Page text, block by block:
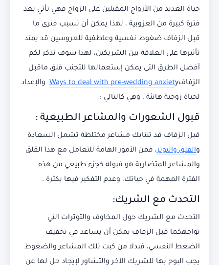
حياة العديد من الأزواج المقبلين على الزواج فهي تأتي بعد
فترة كبيرة من العزوبية ، لهذا يمكن أن تسبب فترى ما
قبل الزفاف ضغوط نفسية وعاطفية للعروسين قد يمتد
تأثيرها على العلاقة بين الشريكين، لهذا سوف نذكر لكم
أفضل الطرق التي يمكن إستعمالها للتجنب قلق ماقبل
الزفاف Ways to deal with pre-wedding anxiet y والإعداد
لحياة زوجية هانئة ، وهي كالتالي :
قبول الشعورات والمشاعر الطبيعية :
قبل الزفاف قد تنتابك مشاعر مختلطة تشمل السعادة
والقلق والتوتر، فمن الأمور الهامة للتعامل مع هذا القلق
والمشاعر المتضاربة هو قبوله كجزء طبيعي من هذه
الفترة المهمة في حياتك، وعدم التفكير فيها بكثرة .
التحدث مع الشريك:
التحدث مع الشريك حول المخاوف والتوترات التي
تواجهكما قبل الزفاف يمكن أن يساعد في تخفيف
الضغط النفسي، فبدلا من كبت تلك المشاعر والضغوط
يجب البوح بها للشريك الآخر والتشاور لإيجاد حل لها عن